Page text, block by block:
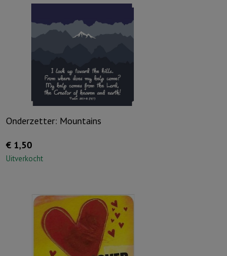
Onderzetter: Mountains
€1,50
Uitverkocht